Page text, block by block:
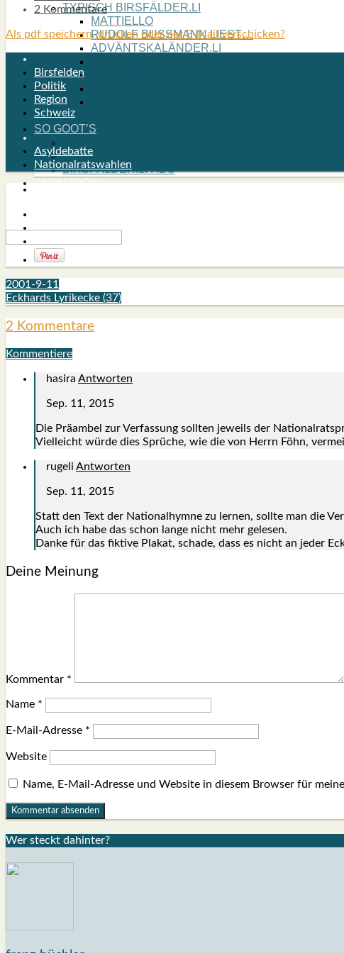
TYPISCH BIRSFÄLDER.LI
MATTIELLO
RUDOLF BUSS­MANN LIEST…
ADVÄNTSKALÄNDER.LI
IN EIGE­NER SACHE
SO GOOT’S
DO-IT-YOUR­S­ELF
BIRSFÄLDER.LI-ABO
SHOUT­BOX
2 Kommentare
Als pdf speichern, drucken oder per E-Mail verschicken?
Birsfelden
Politik
Region
Schweiz
Asyldebatte
Nationalratswahlen
2001-9-11
Eckhards Lyrikecke (37)
2 Kommentare
Kommentiere
hasira Antworten
Sep. 11, 2015
Die Prä­am­bel zur Ver­fas­sung soll­ten jeweils der
Viel­leicht wür­de dies Sprü­che, wie die von Herrn Föhn,
rugeli Antworten
Sep. 11, 2015
Statt den Text der Natio­nal­hym­ne zu ler­nen, soll­te man die
Auch ich habe das schon lan­ge nicht mehr gele­sen.
Dan­ke für das fik­ti­ve Pla­kat, scha­de, dass es nicht an jeder
Deine Meinung
Kommentar *
Name *
E-Mail-Adresse *
Website
Name, E-Mail-Adresse und Website in diesem Browser für
Wer steckt dahin­ter?